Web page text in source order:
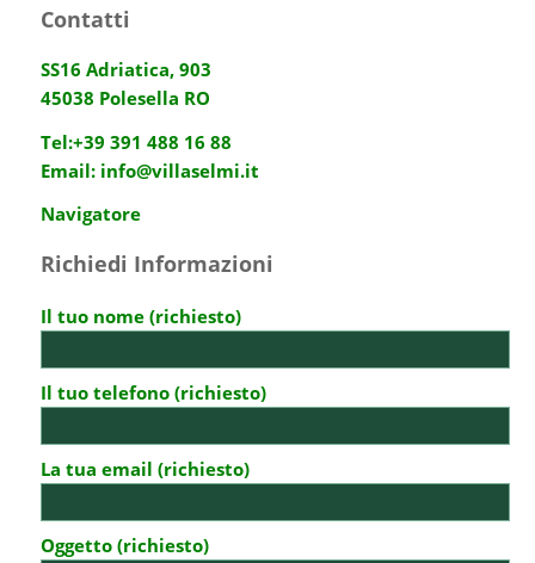
Contatti
SS16 Adriatica, 903
45038 Polesella RO
Tel:+39 391 488 16 88
Email: info@villaselmi.it
Navigatore
Richiedi Informazioni
Il tuo nome (richiesto)
Il tuo telefono (richiesto)
La tua email (richiesto)
Oggetto (richiesto)